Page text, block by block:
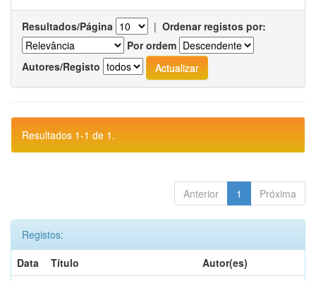
Resultados/Página | Ordenar registos por:
Por ordem
Autores/Registo
Resultados 1-1 de 1.
Anterior 1 Próxima
Registos:
Data
Título
Autor(es)